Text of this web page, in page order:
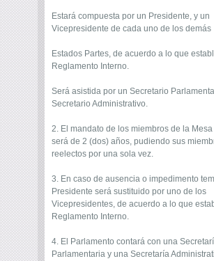
Estará compuesta por un Presidente, y un
Vicepresidente de cada uno de los demás
Estados Partes, de acuerdo a lo que
Reglamento Interno.
Será asistida por un Secretario
Secretario Administrativo.
2. El mandato de los miembros de la
será de 2 (dos) años, pudiendo sus
reelectos por una sola vez.
3. En caso de ausencia o impedimento
Presidente será sustituido por uno de los
Vicepresidentes, de acuerdo a lo que
Reglamento Interno.
4. El Parlamento contará con una
Parlamentaria y una Secretaría